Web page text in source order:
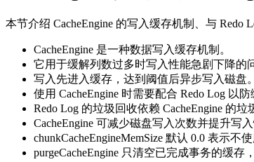
本节介绍 CacheEngine 的写入缓存机制、与
CacheEngine 是一种数据写入缓存机制。
它用于缓解列数过多时写入性能急剧下降的
写入先进入缓存，达到阈值后异步写入磁盘。
使用 CacheEngine 时需要配合 Redo Log 以防
Redo Log 的垃圾回收依赖 CacheEngine 的垃
CacheEngine 可减少磁盘写入次数并提升写
chunkCacheEngineMemSize 默认 0.0 表示不使
purgeCacheEngine 只清空已完成事务的缓存